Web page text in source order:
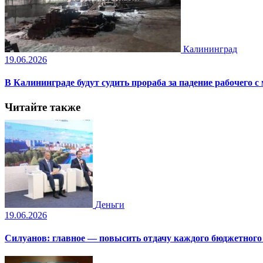
Калининград
19.06.2026
В Калининграде будут судить прораба за падение рабочего с
Читайте также
Деньги
19.06.2026
Силуанов: главное — повысить отдачу каждого